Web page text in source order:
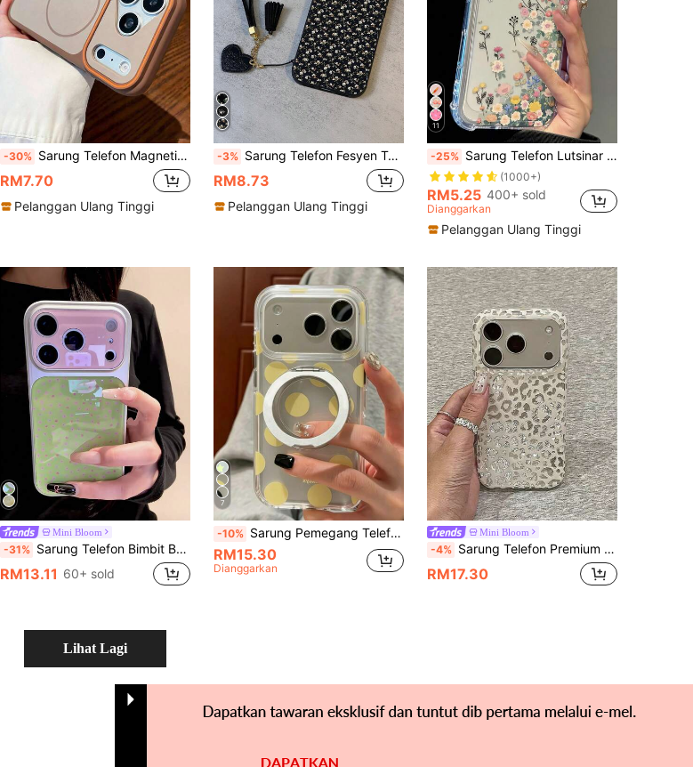
-30% Sarung Telefon Magnetik Premium Dwi Warna Matte Mesra Kulit Mewah, Serasi dengan iPhone 17 Pro Max 17 Pro 17 16 Pro Max 16 Pro 16 15 Pro Max 15 Pro 15 14 Pro Max 14 Pro 14 13 Pro Max 13 Pro 13 12 Pro Max 11, Menyokong Pengecasan Tanpa Wayar, Penutup Belakang Cengkerang Keras Tahan Hentakan, Hadiah Pasangan
RM7.70
Pelanggan Ulang Tinggi
-3% Sarung Telefon Fesyen Tekstur Kulit Lembut Corak Bunga Putih Minimalis Hitam 1pc Baharu Mudah Kalis Air Anti-Jatuh Anti-Gelincir Sarung Telefon Tekstur Kulit Lembut Berkualiti Tinggi + Tali Lanyard Kulit Tiruan Berbentuk Hati Bergaya Sesuai Dengan Telefon Apple Hadiah Hebat Untuk Rakan-rakan Keluarga Pasangan Hari Lahir Percutian Ulang Tahun Versi Antarabangsa Bukan Versi Domestik
RM8.73
Pelanggan Ulang Tinggi
11
-25% Sarung Telefon Lutsinar Anti-Jatuh dengan Sudut Diperkukuh Elemen Bunga Daisy, Sarung Lembut Gaya Minimalis Musim Bunga, Serasi dengan 15/15 Pro/15 Plus/15 Pro Max/16/16 Pro/16 Pro Max/17/17 Pro/17 Pro Max, Hadiah Ulang Tahun, Hadiah untuk Wanita
(1000+)
RM5.25 400+ sold
Dianggarkan
Pelanggan Ulang Tinggi
Mini Bloom
-31% Sarung Telefon Bimbit Bunga Korea Gaya Ins Hijau Asas Merah Jambu Floral 17, Sarung Pelindung Akrilik Bersadur Elektro 16 Pro Max 15 Rekaan Baharu, Sesuai Dengan 17 Pro, Sangat Bergaya
RM13.11 60+ sold
7
-10% Sarung Pemegang Telefon Berputar 360° Polka Dot Perak Gaya Minimalis, Sesuai Untuk 17 Pro Max, 17 Pro, 16 Pro, 16 Pro Max, 15 Pro Max, 15 Pro, 14 Pro Max, 14 Pro, 13 Pro Max, 13, 12 Pro Max, 14, 15, 16 Plus, 11 Dan Model Lain, Sarung Pelindung Lembut Lutsinar
RM15.30
Dianggarkan
Mini Bloom
-4% Sarung Telefon Premium Fesyen Berlipat Corak Harimau Bintang Perak Serasi dengan iPhone 17 Pro Max, 17 Pro, 16 Pro, 16 Pro Max, 15 Pro, 15 Pro Max, Penutup Pelindung Anti-Jatuh Matte, Bergaya untuk Wanita
RM17.30
Lihat Lagi